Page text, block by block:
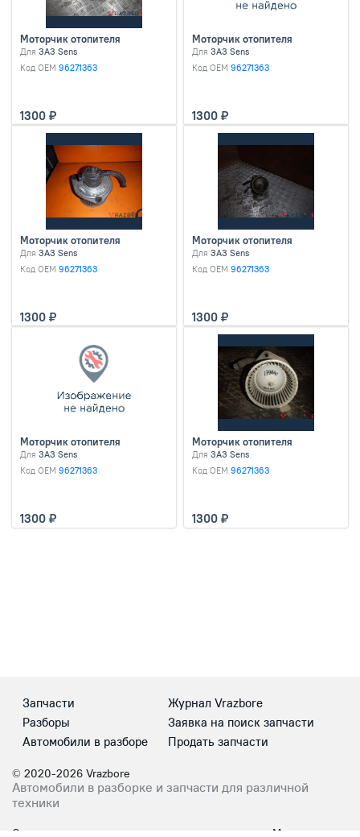
Моторчик отопителя
Для ЗАЗ Sens
Код OEM 96271363
1300
Моторчик отопителя
Для ЗАЗ Sens
Код OEM 96271363
1300
Моторчик отопителя
Для ЗАЗ Sens
Код OEM 96271363
1300
Моторчик отопителя
Для ЗАЗ Sens
Код OEM 96271363
1300
Моторчик отопителя
Для ЗАЗ Sens
Код OEM 96271363
1300
Моторчик отопителя
Для ЗАЗ Sens
Код OEM 96271363
1300
Запчасти
Разборы
Автомобили в разборе
Журнал Vrazbore
Заявка на поиск запчасти
Продать запчасти
© 2020-2026 Vrazbore
Автомобили в разборке и запчасти для различной
техники
Сотрудничество Мы в соцсетях